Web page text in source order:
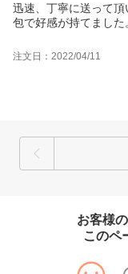
迅速、丁寧に送って
包で好感が持てました
注文日：2022/04/11
お客様
このペ